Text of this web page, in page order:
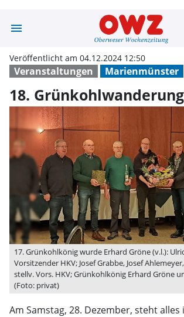
menu 18.
Veranstaltungen Marienmünster
Veröffentlicht am 04.12.2024 12:50
18. Grünkohlwanderung
17. Grünkohlkönig wurde Erhard Gröne (v.l.):
Vorsitzender HKV; Josef Grabbe, Josef
stellv. Vors. HKV; Grünkohlkönig Erhard Gröne
(Foto: privat)
Am Samstag, 28. Dezember, steht alles